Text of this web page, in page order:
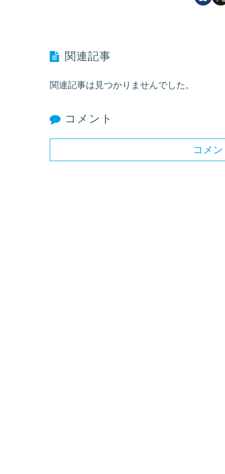
関連記事
関連記事は見つかりませんでした。
コメント
コメ